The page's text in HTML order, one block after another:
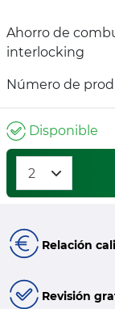
Ahorro de
interlocking
Número de
Disponible
Relación
Revisión